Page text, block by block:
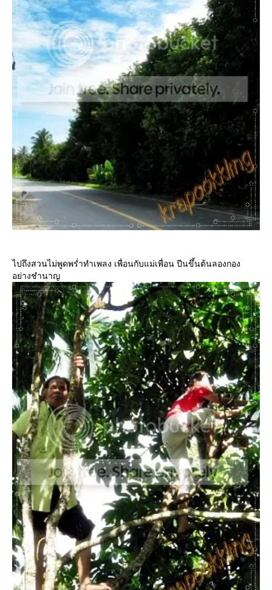
ไปถึงสวนไม่พูดพร่ำทำเพลง เพื่อนกับแม่เพื่อน ปีนขึ้นต้นลองกอง
อย่างชำนาญ